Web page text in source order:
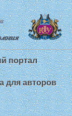
портал
для авторов